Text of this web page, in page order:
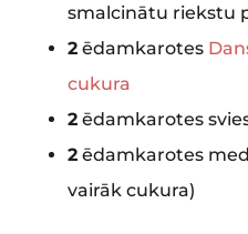
smalcinātu riekstu
2ēdamkarotes
cukura
2ēdamkarotes
2ēdamkarotes
vairāk cukura)